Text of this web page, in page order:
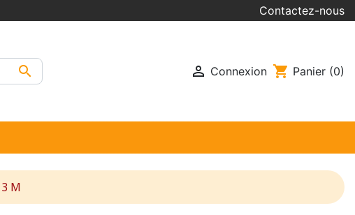
Contactez-nous
  Connexion shopping_cart Panier (0)
M